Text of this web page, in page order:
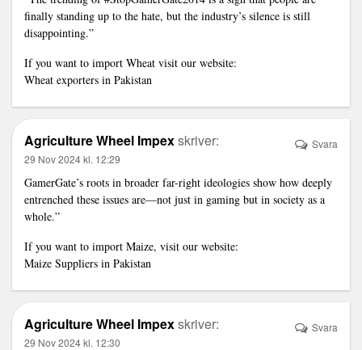
finally standing up to the hate, but the industry’s silence is still
disappointing.”
If you want to import Wheat visit our website:
Wheat exporters in Pakistan
Agriculture Wheel Impexskriver:
29 Nov 2024 kl. 12:29
GamerGate’s roots in broader far-right ideologies show how deeply
entrenched these issues are—not just in gaming but in society as a
whole.”
If you want to import Maize, visit our website:
Maize Suppliers in Pakistan
Svara
Agriculture Wheel Impexskriver:
29 Nov 2024 kl. 12:30
Svara